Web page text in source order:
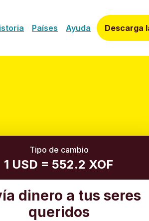
Países Ayuda Descarga
Tipo de cambio
1 USD = 552.2 XOF
dinero a tus seres
queridos